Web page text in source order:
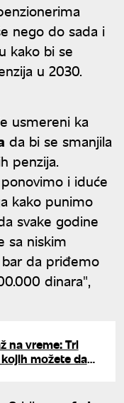
nego do sada i
kako bi se
u 2030.
usmereni ka
da bi se smanjila
penzija.
i iduće
kako punimo
svake godine
sa niskim
da priđemo
dinara",
na vreme: Tri
možete da